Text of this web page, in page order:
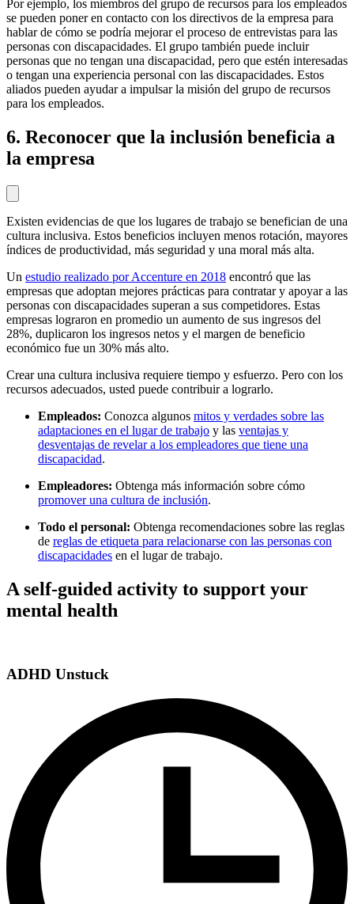
Por ejemplo, los miembros del grupo de recursos para los empleados
se pueden poner en contacto con los directivos de la empresa para
hablar de cómo se podría mejorar el proceso de entrevistas para las
personas con discapacidades. El grupo también puede incluir
personas que no tengan una discapacidad, pero que estén interesadas
o tengan una experiencia personal con las discapacidades. Estos
aliados pueden ayudar a impulsar la misión del grupo de recursos
para los empleados.
6. Reconocer que la inclusión beneficia a
la empresa
Existen evidencias de que los lugares de trabajo se benefician de una
cultura inclusiva. Estos beneficios incluyen menos rotación, mayores
índices de productividad, más seguridad y una moral más alta.
Un estudio realizado por Accenture en 2018 encontró que las
empresas que adoptan mejores prácticas para contratar y apoyar a las
personas con discapacidades superan a sus competidores. Estas
empresas lograron en promedio un aumento de sus ingresos del
28%, duplicaron los ingresos netos y el margen de beneficio
económico fue un 30% más alto.
Crear una cultura inclusiva requiere tiempo y esfuerzo. Pero con los
recursos adecuados, usted puede contribuir a lograrlo.
Empleados: Conozca algunos mitos y verdades sobre las
adaptaciones en el lugar de trabajo y las ventajas y
desventajas de revelar a los empleadores que tiene una
discapacidad.
Empleadores: Obtenga más información sobre cómo
promover una cultura de inclusión.
Todo el personal: Obtenga recomendaciones sobre las reglas
de reglas de etiqueta para relacionarse con las personas con
discapacidades en el lugar de trabajo.
A self-guided activity to support your
mental health
ADHD Unstuck